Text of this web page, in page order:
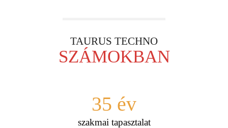
TAURUS TECHNO
SZÁMOKBAN
35 év
szakmai tapasztalat